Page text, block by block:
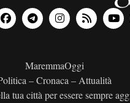
MaremmaOggi
– Cronaca – Attualità
tua città per essere sempre